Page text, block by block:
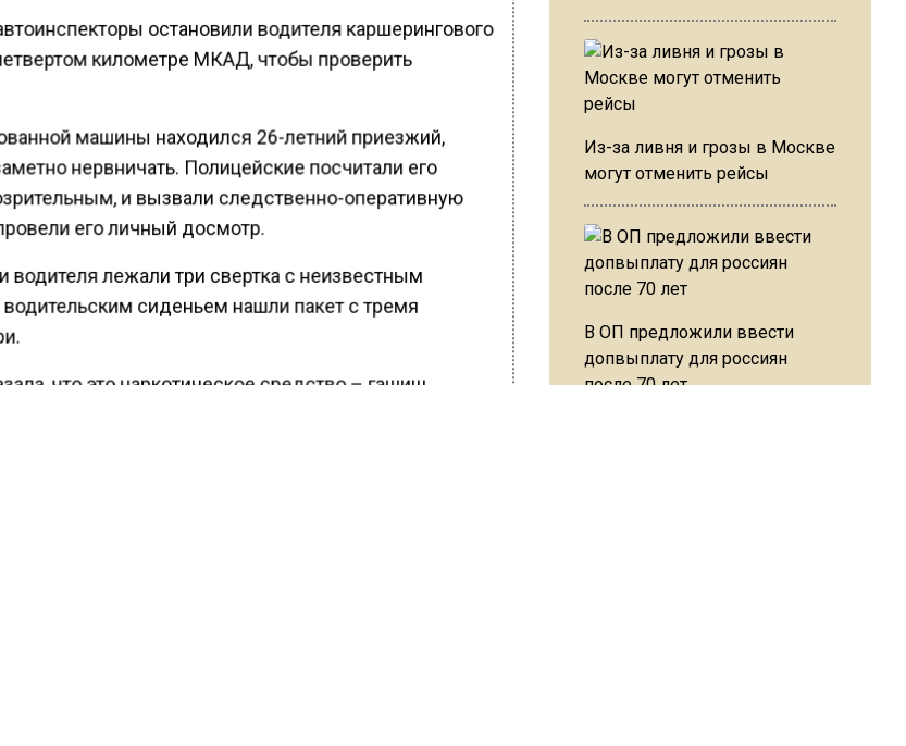
остановили водителя каршерингового
километре МКАД, чтобы проверить
машины находился 26-летний приезжий,
нервничать. Полицейские посчитали его
и вызвали следственно-оперативную
его личный досмотр.
водителя лежали три свертка с неизвестным
сиденьем нашли пакет с тремя
что это наркотическое средство – гашиш.
Из-за ливня и грозы в Москве
могут отменить рейсы
В ОП предложили ввести
допвыплату для россиян
после 70 лет